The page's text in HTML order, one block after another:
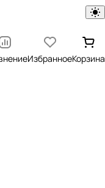
ИзбранноеКорзина